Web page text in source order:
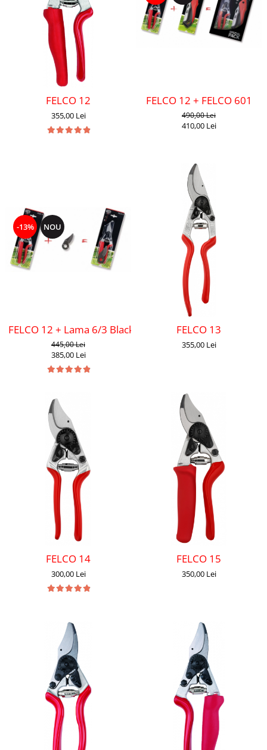
FELCO 12
355,00 Lei
FELCO 12 + FELCO 601
490,00 Lei
410,00 Lei
-13% NOU
FELCO 12 + Lama 6/3 Black F-Tech
445,00 Lei
385,00 Lei
FELCO 13
355,00 Lei
FELCO 14
300,00 Lei
FELCO 15
350,00 Lei